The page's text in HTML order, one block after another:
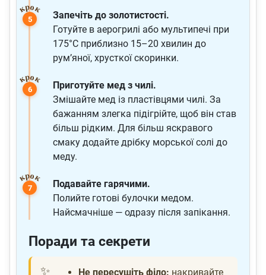
Запечіть до золотистості.
Готуйте в аерогрилі або мультипечі при
175°C приблизно 15–20 хвилин до
рум’яної, хрусткої скоринки.
Приготуйте мед з чилі.
Змішайте мед із пластівцями чилі. За
бажанням злегка підігрійте, щоб він став
більш рідким. Для більш яскравого
смаку додайте дрібку морської солі до
меду.
Подавайте гарячими.
Полийте готові булочки медом.
Найсмачніше — одразу після запікання.
Поради та секрети
Не пересушіть філо: накривайте